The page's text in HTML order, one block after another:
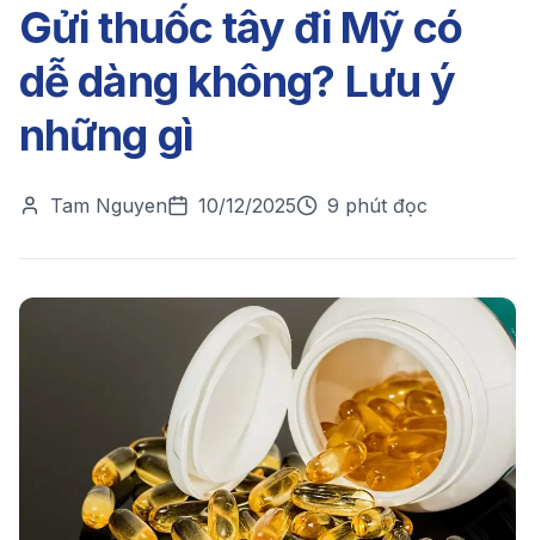
Gửi thuốc tây đi Mỹ có
dễ dàng không? Lưu ý
những gì
Tam Nguyen 10/12/2025 9 phút đọc